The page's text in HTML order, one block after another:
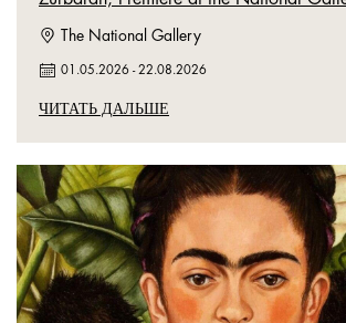
The National Gallery
01.05.2026 -22.08.2026
ЧИТАТЬ ДАЛЬШЕ